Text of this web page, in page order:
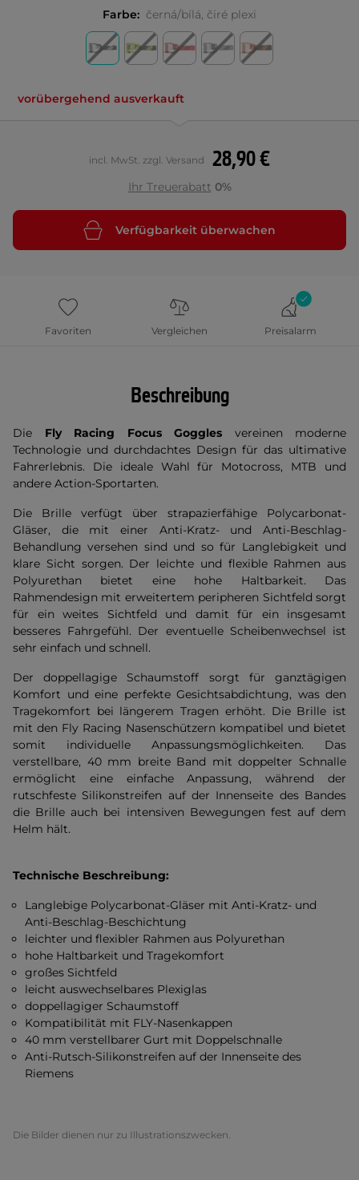
Farbe: černá/bílá, čiré plexi
vorübergehend ausverkauft
28,90 €
incl. MwSt. zzgl. Versand
Ihr Treuerabatt 0%
Verfügbarkeit überwachen
Favoriten Vergleichen Preisalarm
Beschreibung
Die Fly Racing Focus Goggles vereinen moderne
Technologie und durchdachtes Design für das ultimative
Fahrerlebnis. Die ideale Wahl für Motocross, MTB und
andere Action-Sportarten.
Die Brille verfügt über strapazierfähige Polycarbonat-
Gläser, die mit einer Anti-Kratz- und Anti-Beschlag-
Behandlung versehen sind und so für Langlebigkeit und
klare Sicht sorgen. Der leichte und flexible Rahmen aus
Polyurethan bietet eine hohe Haltbarkeit. Das
Rahmendesign mit erweitertem peripheren Sichtfeld sorgt
für ein weites Sichtfeld und damit für ein insgesamt
besseres Fahrgefühl. Der eventuelle Scheibenwechsel ist
sehr einfach und schnell.
Der doppellagige Schaumstoff sorgt für ganztägigen
Komfort und eine perfekte Gesichtsabdichtung, was den
Tragekomfort bei längerem Tragen erhöht. Die Brille ist
mit den Fly Racing Nasenschützern kompatibel und bietet
somit individuelle Anpassungsmöglichkeiten. Das
verstellbare, 40 mm breite Band mit doppelter Schnalle
ermöglicht eine einfache Anpassung, während der
rutschfeste Silikonstreifen auf der Innenseite des Bandes
die Brille auch bei intensiven Bewegungen fest auf dem
Helm hält.
Technische Beschreibung:
Langlebige Polycarbonat-Gläser mit Anti-Kratz- und
Anti-Beschlag-Beschichtung
leichter und flexibler Rahmen aus Polyurethan
hohe Haltbarkeit und Tragekomfort
großes Sichtfeld
leicht auswechselbares Plexiglas
doppellagiger Schaumstoff
Kompatibilität mit FLY-Nasenkappen
40 mm verstellbarer Gurt mit Doppelschnalle
Anti-Rutsch-Silikonstreifen auf der Innenseite des
Riemens
Die Bilder dienen nur zu Illustrationszwecken.